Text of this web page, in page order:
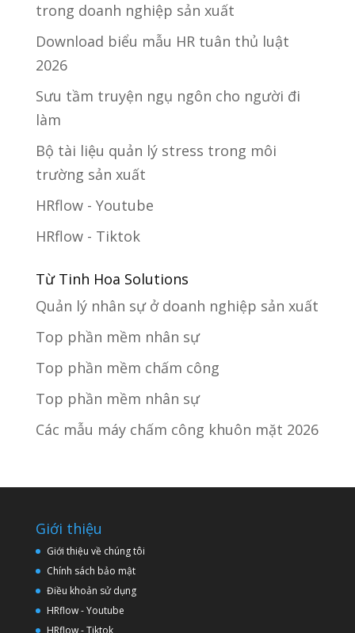
trong doanh nghiệp sản xuất
Download biểu mẫu HR tuân thủ luật
2026
Sưu tầm truyện ngụ ngôn cho người đi
làm
Bộ tài liệu quản lý stress trong môi
trường sản xuất
HRflow - Youtube
HRflow - Tiktok
Từ Tinh Hoa Solutions
Quản lý nhân sự ở doanh nghiệp sản xuất
Top phần mềm nhân sự
Top phần mềm chấm công
Top phần mềm nhân sự
Các mẫu máy chấm công khuôn mặt 2026
Giới thiệu
Giới thiệu về chúng tôi
Chính sách bảo mật
Điều khoản sử dụng
HRflow - Youtube
HRflow - Tiktok